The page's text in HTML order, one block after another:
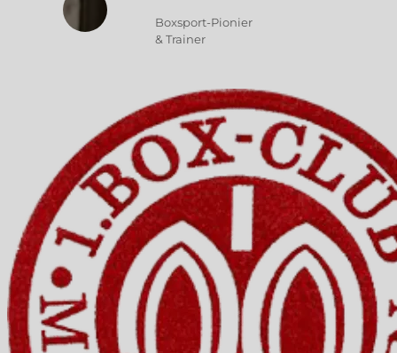
Boxsport-Pionier
& Trainer